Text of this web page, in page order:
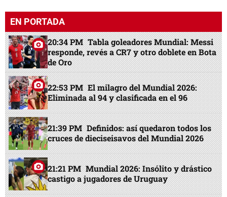
EN PORTADA
20:34 PM Tabla goleadores Mundial: Messi
responde, revés a CR7 y otro doblete en Bota
de Oro
22:53 PM El milagro del Mundial 2026:
Eliminada al 94 y clasificada en el 96
21:39 PM Definidos: así quedaron todos los
cruces de dieciseisavos del Mundial 2026
21:21 PM Mundial 2026: Insólito y drástico
castigo a jugadores de Uruguay